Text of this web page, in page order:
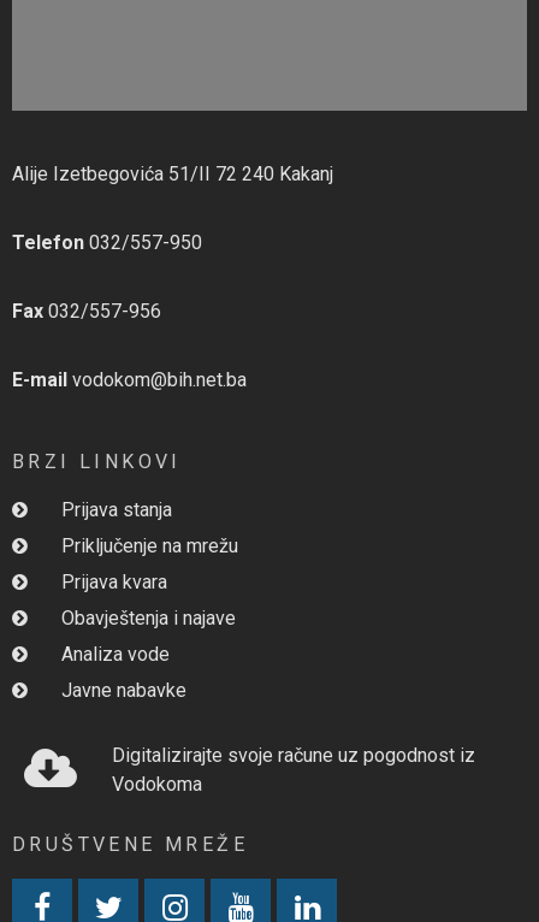
Alije Izetbegovića 51/II 72 240 Kakanj
Telefon 032/557-950
Fax 032/557-956
E-mail vodokom@bih.net.ba
BRZI LINKOVI
Prijava stanja
Priključenje na mrežu
Prijava kvara
Obavještenja i najave
Analiza vode
Javne nabavke
Digitalizirajte svoje račune uz pogodnost iz
Vodokoma
DRUŠTVENE MREŽE